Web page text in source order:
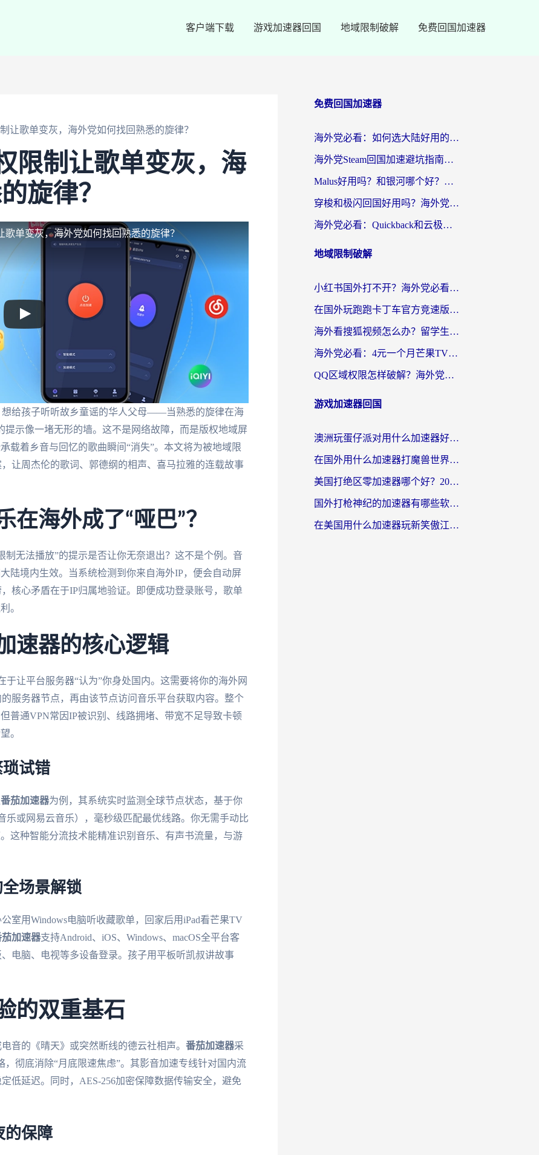
客户端下载 游戏加速器回国 地域限制破解 免费回国加速器
让歌单变灰，海外党如何找回熟悉的旋律？
限制让歌单变灰，海
旋律？
歌单变灰，海外党如何找回熟悉的旋律？
给孩子听听故乡童谣的华人父母——当熟悉的旋律在海
提示像一堵无形的墙。这不是网络故障，而是版权地域屏
载着乡音与回忆的歌曲瞬间“消失”。本文将为被地域限
让周杰伦的歌词、郭德纲的相声、喜马拉雅的连载故事
海外成了“哑巴”？
制无法播放”的提示是否让你无奈退出？这不是个例。音
陆境内生效。当系统检测到你来自海外IP，便会自动屏
核心矛盾在于IP归属地验证。即便成功登录账号，歌单
。
速器的核心逻辑
让平台服务器“认为”你身处国内。这需要将你的海外网
服务器节点，再由该节点访问音乐平台获取内容。整个
普通VPN常因IP被识别、线路拥堵、带宽不足导致卡顿
。
试错
番茄加速器为例，其系统实时监测全球节点状态，基于你
乐或网易云音乐），毫秒级匹配最优线路。你无需手动比
这种智能分流技术能精准识别音乐、有声书流量，与游
场景解锁
室用Windows电脑听收藏歌单，回家后用iPad看芒果TV
茄加速器支持Android、iOS、Windows、macOS全平台客
电脑、电视等多设备登录。孩子用平板听凯叔讲故事
的双重基石
音的《晴天》或突然断线的德云社相声。 番茄加速器采
彻底消除“月底限速焦虑”。其影音加速专线针对国内流
低延迟。同时，AES-256加密保障数据传输安全，避免
的保障
免费回国加速器
海外党必看：如何选大陆好用的vpn？一篇解决你的回国访问难题
海外党Steam回国加速避坑指南：从延迟卡顿到无缝畅玩，我踩过的坑和最优解
Malus好用吗？和银河哪个好？海外党选回国加速器的避坑指南（附乌克兰玩国内游戏实测）
穿梭和极闪回国好用吗？海外党亲测4款加速器+1个隐藏宝藏
海外党必看：Quickback和云极好用吗？3招教你选对回国加速器（附PC端VPN实测对比）
地域限制破解
小红书国外打不开？海外党必看！3步解决国内影音、生活服务全畅通
在国外玩跑跑卡丁车官方竞速版总卡顿？这篇攻略帮你解决地区限制+低延迟难题
海外看搜狐视频怎么办？留学生亲测有效的回国加速器选择指南
海外党必看：4元一个月芒果TV会员？选对回国加速器就能实现！
QQ区域权限怎样破解？海外党亲测有效的回国加速方案（附看剧看电影神器推荐）
游戏加速器回国
澳洲玩蛋仔派对用什么加速器好？留学生亲测有效的国服游戏加速指南
在国外用什么加速器打魔兽世界不卡？海外党国服游戏流畅指南
美国打绝区零加速器哪个好？2026海外玩家实测指南（附英国部落冲突梦幻西游加速技巧）
国外打枪神纪的加速器有哪些软件？2026海外玩家亲测实用指南
在美国用什么加速器玩新笑傲江湖比较好一点？海外玩家亲测的靠谱方案